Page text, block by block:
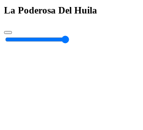
La Poderosa Del Huila